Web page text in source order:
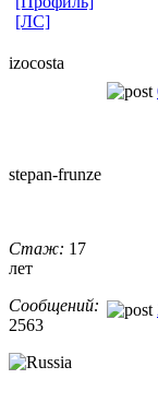
[ЛС]
izocosta
stepan-frunz​e
Стаж: 17
лет
Сообщений:
2563